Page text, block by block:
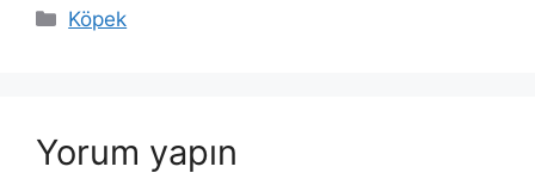
Kategoriler
Köpek
Yorum yapın